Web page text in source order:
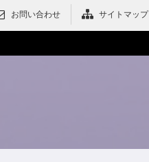
お問い合わせ サイトマップ